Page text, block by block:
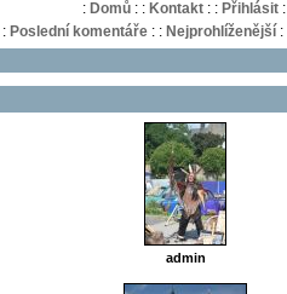
: Domů : : Kontakt : : Přihlásit :
: Poslední komentáře: : Nejprohlíženější:
admin